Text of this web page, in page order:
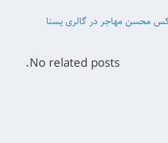
محسن مهاجر در گالری یسنا
No related posts.